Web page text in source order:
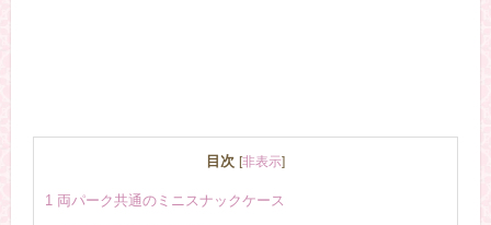
目次 [非表示]
1 両パーク共通のミニスナックケース